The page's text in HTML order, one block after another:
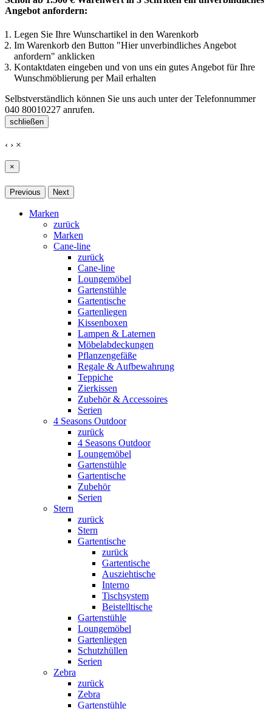
Angebot anfordern:
Legen Sie Ihre Wunschartikel in den Warenkorb
Im Warenkorb den Button "Hier unverbindliches Angebot
anfordern" anklicken
Kontaktdaten eingeben und von uns ein gutes Angebot für Ihre
Wunschmöblierung per Mail erhalten
Selbstverständlich können Sie uns auch unter der Telefonnummer
040 80010227 anrufen.
schließen
‹ › ×
×
Previous Next
Marken
zurück
Marken
Cane-line
zurück
Cane-line
Loungemöbel
Gartenstühle
Gartentische
Gartenliegen
Kissenboxen
Lampen & Laternen
Möbelabdeckungen
Pflanzengefäße
Regale & Aufbewahrung
Teppiche
Zierkissen
Zubehör & Accessoires
Serien
4 Seasons Outdoor
zurück
4 Seasons Outdoor
Loungemöbel
Gartenstühle
Gartentische
Zubehör
Serien
Stern
zurück
Stern
Gartentische
zurück
Gartentische
Ausziehtische
Interno
Tischsystem
Beistelltische
Gartenstühle
Loungemöbel
Gartenliegen
Schutzhüllen
Serien
Zebra
zurück
Zebra
Gartenstühle